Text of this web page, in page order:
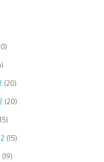
(20)
(20)
(15)
(19)